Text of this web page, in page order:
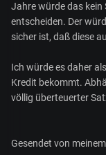
Jahre würde das kein
entscheiden. Der
sicher ist, daß diese
Ich würde es daher
Kredit bekommt.
völlig überteuerter
Gesendet von